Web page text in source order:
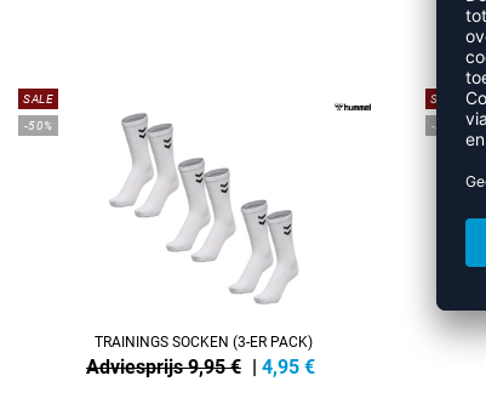
SALE
-50%
TRAININGS SOCKEN (3-ER PACK)
Adviesprijs 9,95 € | 4,95 €
SALE
-35%